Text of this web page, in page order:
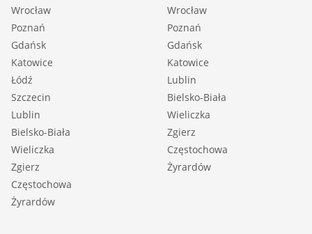
Wrocław
Poznań
Gdańsk
Katowice
Łódź
Szczecin
Lublin
Bielsko-Biała
Wieliczka
Zgierz
Częstochowa
Żyrardów
Wrocław
Poznań
Gdańsk
Katowice
Lublin
Bielsko-Biała
Wieliczka
Zgierz
Częstochowa
Żyrardów